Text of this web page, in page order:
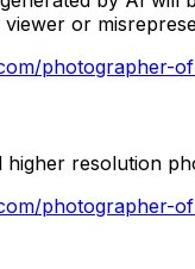
or
photographer-
higher resolution
photographer-